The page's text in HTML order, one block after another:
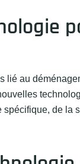
lié au
de la